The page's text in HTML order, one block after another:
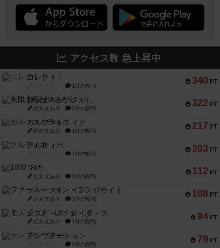
アクセス数 急上昇中
340 PT
コレクト！
1件の投稿
322 PT
無限まちがいさがし
紹介文あり 2件の投稿
217 PT
ガルフストライク
紹介文あり 1件の投稿
203 PT
クルティボ
1件の投稿
112 PT
1809
紹介文あり 1件の投稿
108 PT
ファースト・イン・フライト
紹介文あり 3件の投稿
94 PT
モズビ－ズ・レイダ－ズ
紹介文あり 1件の投稿
79 PT
テンプテーション
2件の投稿